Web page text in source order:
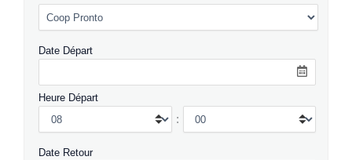
Date Départ
Heure Départ
:
Date Retour